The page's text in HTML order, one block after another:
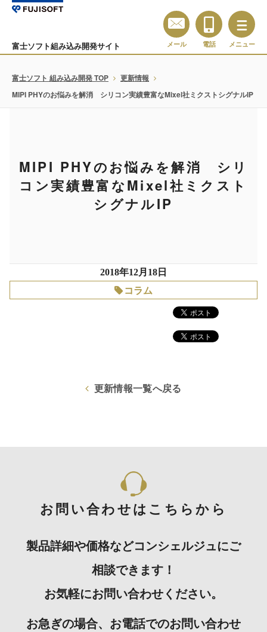
富士ソフト組み込み開発サイト メール 電話 メニュー
富士ソフト 組み込み開発 TOP
更新情報
MIPI PHYのお悩みを解消 シリコン実績豊富なMixel社ミクストシグナルIP
MIPI PHYのお悩みを解消 シリ
コン実績豊富なMixel社ミクスト
シグナルIP
2018年12月18日
コラム
更新情報一覧へ戻る
お問い合わせはこちらから
製品詳細や価格などコンシェルジュにご
相談できます！
お気軽にお問い合わせください。
お急ぎの場合、お電話でのお問い合わせ